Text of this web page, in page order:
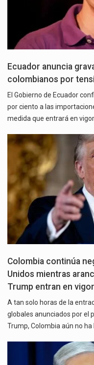
Ecuador anuncia
colombianos por
El Gobierno de Ecuador
por ciento a las
medida que entrará en vigor
Colombia continúa
Unidos mientras
Trump entran en
A tan solo horas de la
globales anunciados por el
Trump, Colombia aún no